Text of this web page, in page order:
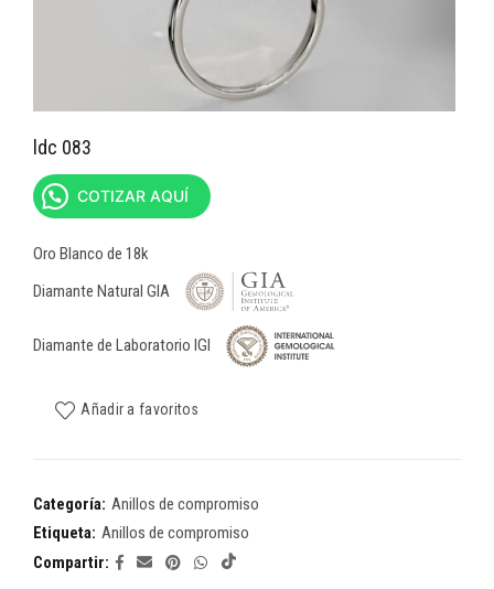
ldc 083
COTIZAR AQUÍ
Oro Blanco de 18k
Diamante Natural GIA
Diamante de Laboratorio IGI
Añadir a favoritos
Categoría: Anillos de compromiso
Etiqueta: Anillos de compromiso
Compartir